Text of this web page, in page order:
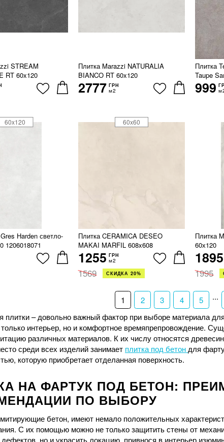
STREAM
RT 60x120
Плитка Marazzi NATURALIA
BIANCO RT 60x120
2777 ГРН
м2
Плитка
Taupe
999
Harden светло-
1206018071
60x120
Плитка CERAMICA DESEO
MAKAI MARFIL 608x608
1255 ГРН
м2
1569 СКИДКА 20%
60x60
Плитка
60х120
1895
1995
1 2 3 4 5 ...
плитки – довольно важный фактор при выборе материала
только интерьер, но и комфортное времяпрепровождение.
различных материалов. К их числу относятся
среди всех изделий занимает плитка под бетон для
которую приобретает отделанная поверхность.
НА ФАРТУК ПОД БЕТОН:
ПО ВЫБОРУ
бетон, имеют немало положительных
С их помощью можно не только защитить стены от
но и украсить локацию, привнося в интерьер